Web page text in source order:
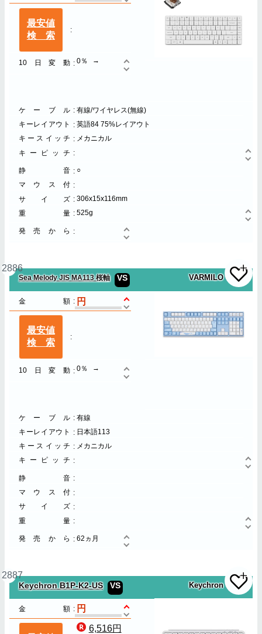
最安値
検索
10日変動 0％
ケーブル
有線/ワイヤレス(無線)
キーレイアウト
英語84 75%レイアウト
キースイッチ
メカニカル
キーピッチ
静音
○
マウス付
サイズ
306x15x116mm
重量
525g
発売から
2886
Sea Melody JIS MA113 桜軸 VS VARMILO
金額
最安値
検索
10日変動 0％
ケーブル
有線
キーレイアウト
日本語113
キースイッチ
メカニカル
キーピッチ
静音
マウス付
サイズ
重量
発売から 62ヵ月
2887
Keychron B1P-K2-US VS Keychron
金額
6,516円